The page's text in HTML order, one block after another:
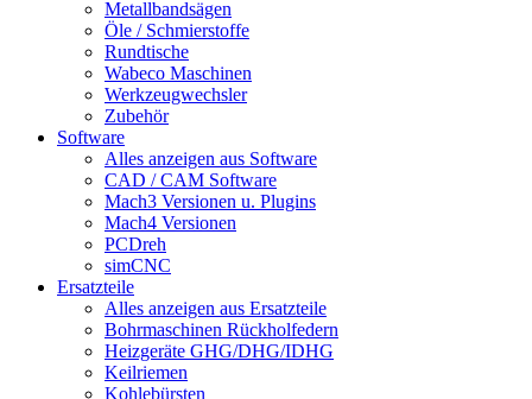
Metallbandsägen
Öle / Schmierstoffe
Rundtische
Wabeco Maschinen
Werkzeugwechsler
Zubehör
Software
Alles anzeigen aus Software
CAD / CAM Software
Mach3 Versionen u. Plugins
Mach4 Versionen
PCDreh
simCNC
Ersatzteile
Alles anzeigen aus Ersatzteile
Bohrmaschinen Rückholfedern
Heizgeräte GHG/DHG/IDHG
Keilriemen
Kohlebürsten